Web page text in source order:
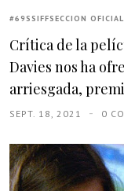
#69SSIFFSECCION OFICIAL
Crítica de la
Davies nos ha
arriesgada,
SEPT. 18, 2021 0